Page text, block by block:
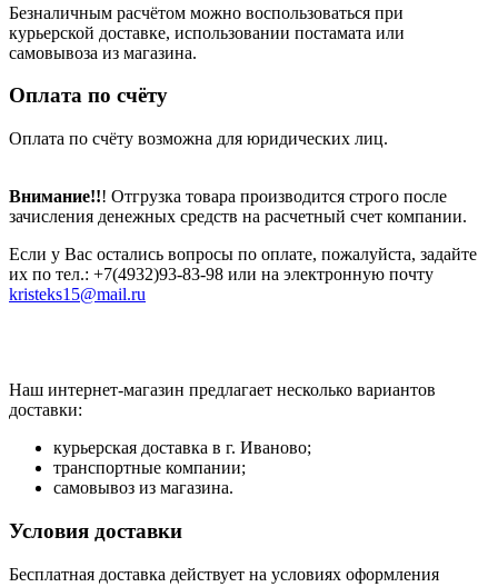
Безналичным расчётом можно воспользоваться при
курьерской доставке, использовании постамата или
самовывоза из магазина.
Оплата по счёту
Оплата по счёту возможна для юридических лиц.
Внимание!!! Отгрузка товара производится строго после
зачисления денежных средств на расчетный счет компании.
Если у Вас остались вопросы по оплате, пожалуйста, задайте
их по тел.: +7(4932)93-83-98 или на электронную почту
kristeks15@mail.ru
Наш интернет-магазин предлагает несколько вариантов
доставки:
курьерская доставка в г. Иваново;
транспортные компании;
самовывоз из магазина.
Условия доставки
Бесплатная доставка действует на условиях оформления